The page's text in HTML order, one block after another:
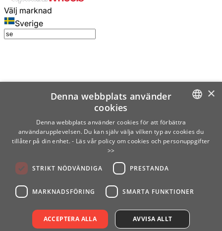
Välj marknad
Sverige
SWEDISH
×
Denna webbplats använder
cookies
Denna webbplats använder cookies för att förbättra
användarupplevelsen. Du kan själv välja vilken typ av cookies du
tillåter på din enhet. - Läs vår policy om cookies och personuppgifter
>>
STRIKT NÖDVÄNDIGA PRESTANDA
MARKNADSFÖRING SMARTA FUNKTIONER
ACCEPTERA ALLA AVVISA ALLT